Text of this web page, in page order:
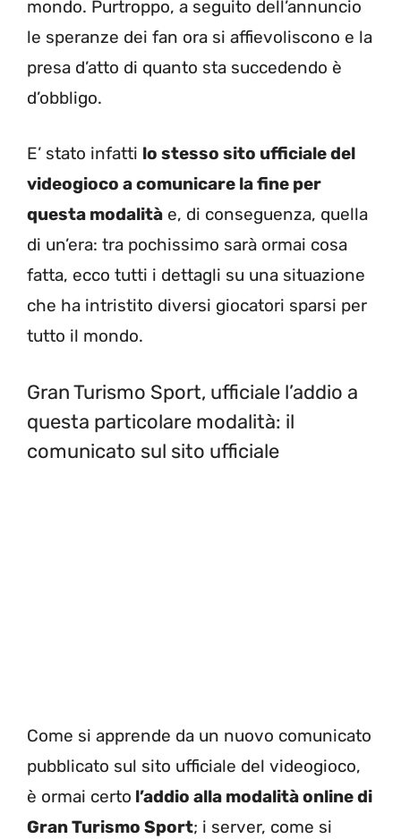
mondo. Purtroppo, a seguito dell’annuncio
le speranze dei fan ora si affievoliscono e la
presa d’atto di quanto sta succedendo è
d’obbligo.
E’ stato infatti lo stesso sito ufficiale del
videogioco a comunicare la fine per
questa modalità e, di conseguenza, quella
di un’era: tra pochissimo sarà ormai cosa
fatta, ecco tutti i dettagli su una situazione
che ha intristito diversi giocatori sparsi per
tutto il mondo.
Gran Turismo Sport, ufficiale l’addio a
questa particolare modalità: il
comunicato sul sito ufficiale
Come si apprende da un nuovo comunicato
pubblicato sul sito ufficiale del videogioco,
è ormai certo l’addio alla modalità online di
Gran Turismo Sport; i server, come si